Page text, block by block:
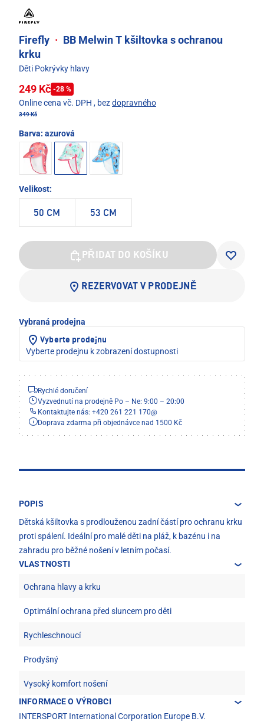
Firefly · BB Melwin T kšiltovka s ochranou
krku
Děti Pokrývky hlavy
249 Kč -28 %
Online cena vč. DPH , bezdopravného
349 Kč
Barva: azurová
Velikost:
50 CM 53 CM
PŘIDAT DO KOŠÍKU
REZERVOVAT V PRODEJNĚ
Vybraná prodejna
Vyberte prodejnu
Vyberte prodejnu k zobrazení dostupnosti
Rychlé doručení
Vyzvednutí na prodejně Po – Ne: 9:00 – 20:00
Kontaktujte nás: +420 261 221 170@
Doprava zdarma při objednávce nad 1500 Kč
POPIS
Dětská kšiltovka s prodlouženou zadní částí pro ochranu krku
proti spálení. Ideální pro malé děti na pláž, k bazénu i na
zahradu pro běžné nošení v letním počasí.
VLASTNOSTI
Ochrana hlavy a krku
Optimální ochrana před sluncem pro děti
Rychleschnoucí
Prodyšný
Vysoký komfort nošení
INFORMACE O VÝROBCI
INTERSPORT International Corporation Europe B.V.